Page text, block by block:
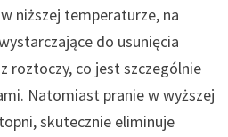
niższej temperaturze, na
do usunięcia
roztoczy, co jest szczególnie
Natomiast pranie w wyższej
skutecznie eliminuje